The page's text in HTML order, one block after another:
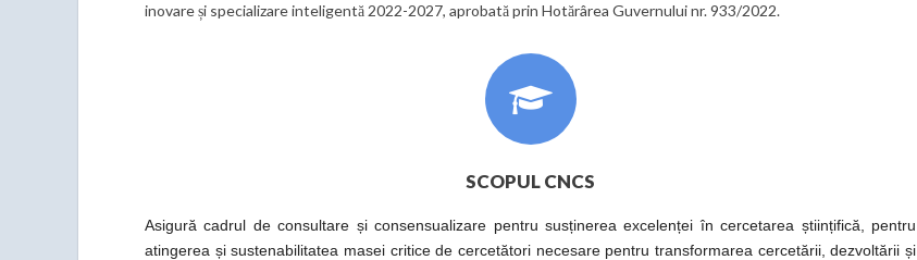
inovare și specializare inteligentă 2022-2027, aprobată prin Hotărârea Guvernului nr. 933/2022.
SCOPUL CNCS
Asigură cadrul de consultare și consensualizare pentru susținerea excelenței în cercetarea științifică, pentru
atingerea și sustenabilitatea masei critice de cercetători necesare pentru transformarea cercetării, dezvoltării și